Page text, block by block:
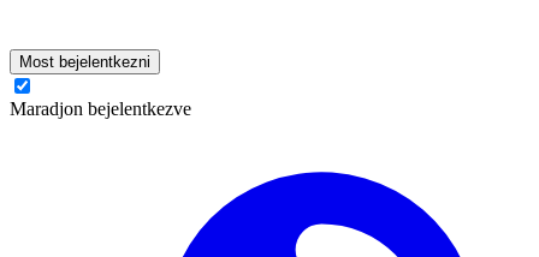
Most bejelentkezni
Maradjon bejelentkezve